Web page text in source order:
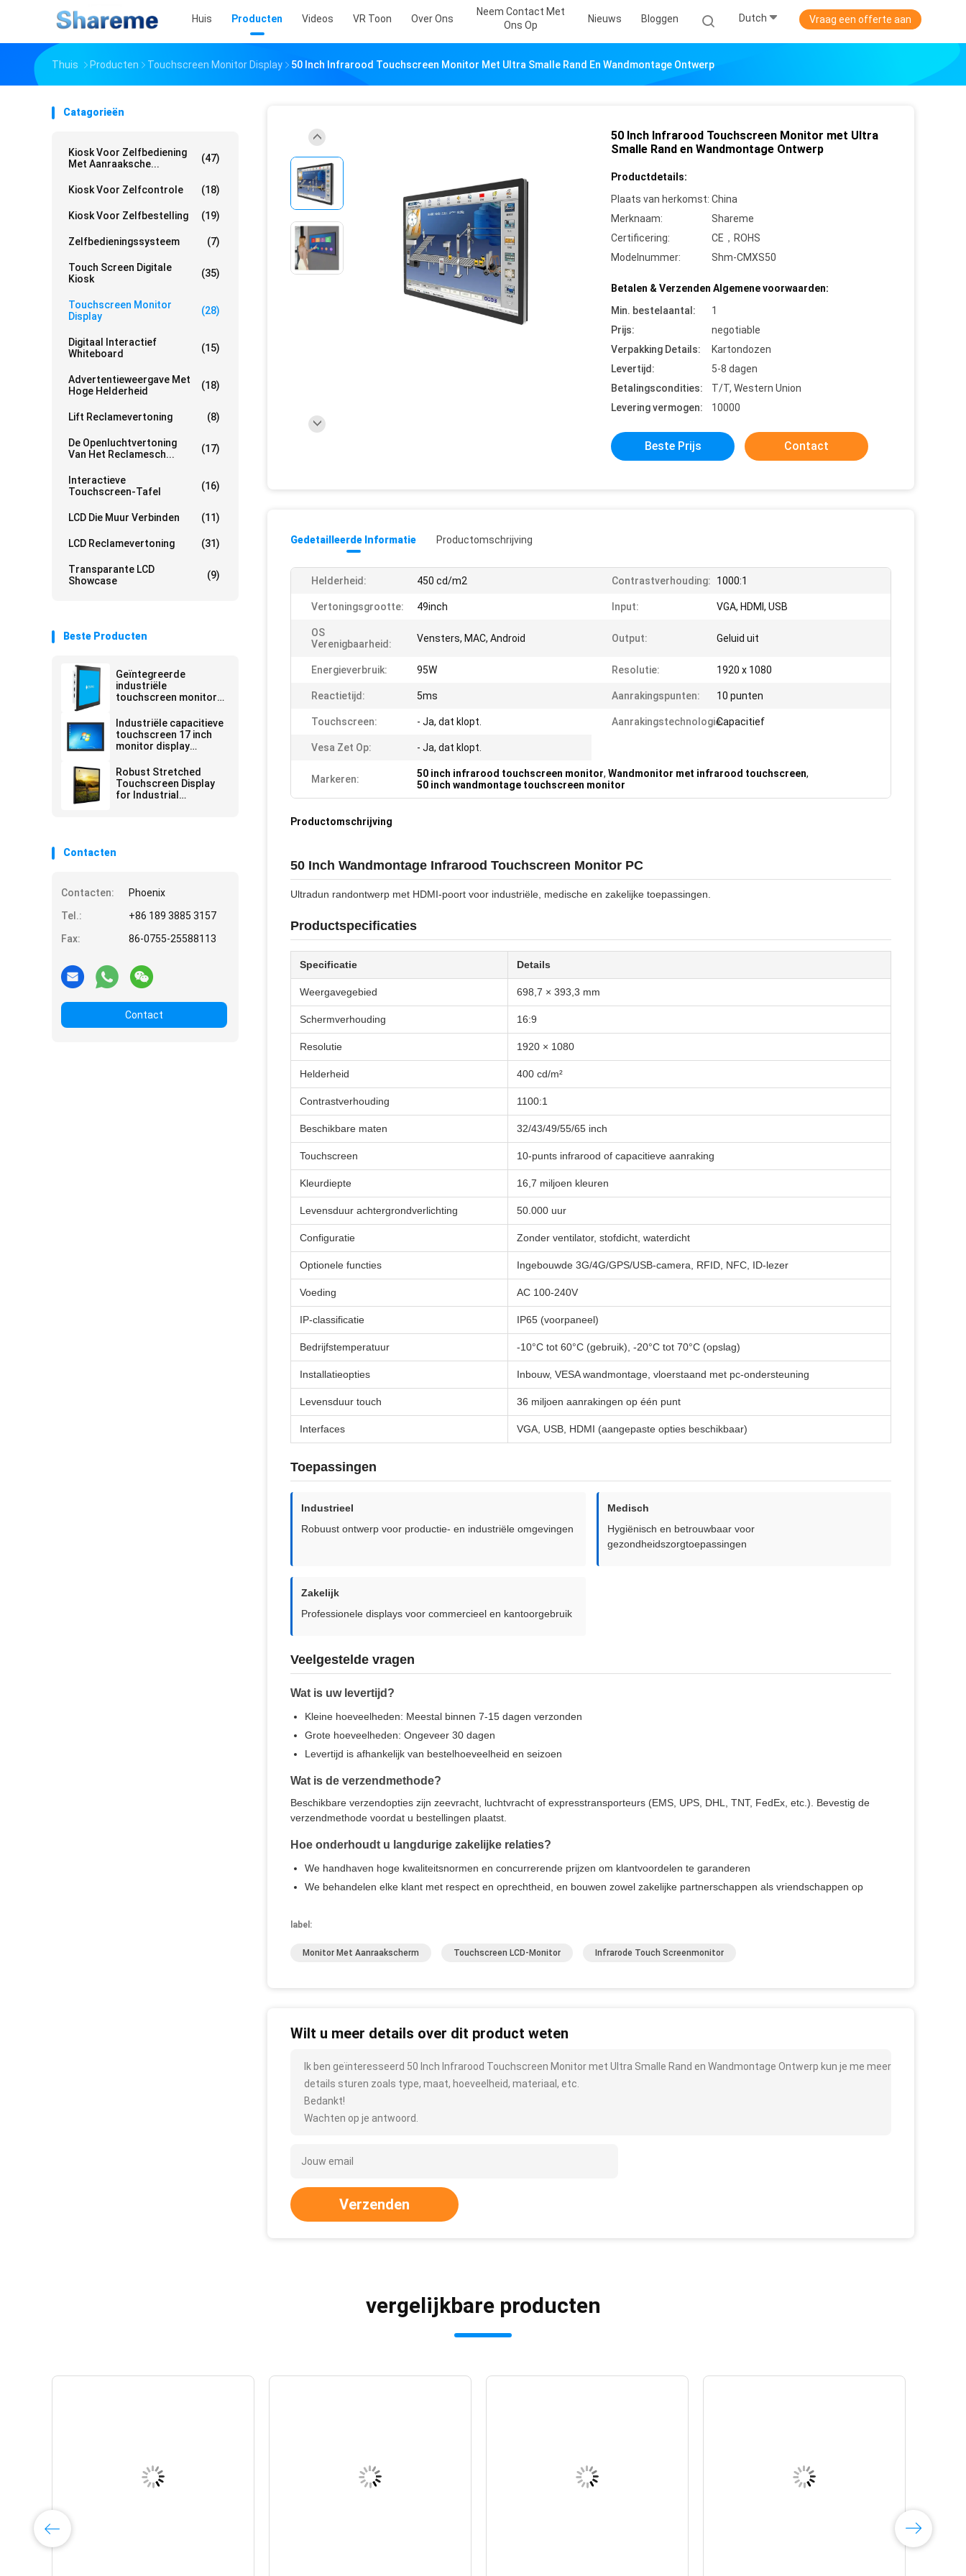
Huis Producten Videos VR Toon Over Ons
Neem Contact Met
Ons Op
Nieuws Bloggen Dutch Vraag een offerte aan
Thuis Producten Touchscreen Monitor Display 50 Inch Infrarood Touchscreen Monitor Met Ultra Smalle Rand En Wandmontage Ontwerp
Catagorieën
Kiosk Voor Zelfbediening
Met Aanraaksche...
(47)
Kiosk Voor Zelfcontrole (18)
Kiosk Voor Zelfbestelling (19)
Zelfbedieningssysteem (7)
Touch Screen Digitale
Kiosk
(35)
Touchscreen Monitor
Display
(28)
Digitaal Interactief
Whiteboard
(15)
Advertentieweergave Met
Hoge Helderheid
(18)
Lift Reclamevertoning (8)
De Openluchtvertoning
Van Het Reclamesch...
(17)
Interactieve
Touchscreen-Tafel
(16)
LCD Die Muur Verbinden (11)
LCD Reclamevertoning (31)
Transparante LCD
Showcase
(9)
Beste Producten
Geïntegreerde
industriële
touchscreen monitor
Android-paneel ROHS
Industriële capacitieve
touchscreen 17 inch
monitor display
systeem
Robust Stretched
Touchscreen Display
for Industrial
Contacten
Contacten:
Phoenix
Tel.:
+86 189 3885 3157
Fax:
86-0755-25588113
Contact
50 Inch Infrarood Touchscreen Monitor met Ultra
Smalle Rand en Wandmontage Ontwerp
Productdetails:
Plaats van herkomst: China
Merknaam:
Shareme
Certificering:
CE，ROHS
Modelnummer:
Shm-CMXS50
Betalen & Verzenden Algemene voorwaarden:
Min. bestelaantal:
1
Prijs:
negotiable
Verpakking Details:
Kartondozen
Levertijd:
5-8 dagen
Betalingscondities:
T/T, Western Union
Levering vermogen:
10000
Beste Prijs Contact
Gedetailleerde Informatie Productomschrijving
Helderheid: 450 cd/m2 Contrastverhouding: 1000:1
Vertoningsgrootte: 49inch Input: VGA, HDMI, USB
OS
Verenigbaarheid:
Vensters, MAC, Android Output: Geluid uit
Energieverbruik: 95W Resolutie: 1920 x 1080
Reactietijd: 5ms Aanrakingspunten: 10 punten
Touchscreen: - Ja, dat klopt. Aanrakingstechnologie:Capacitief
Vesa Zet Op: - Ja, dat klopt.
Markeren: 50 inch infrarood touchscreen monitor, Wandmonitor met infrarood touchscreen,
50 inch wandmontage touchscreen monitor
Productomschrijving
50 Inch Wandmontage Infrarood Touchscreen Monitor PC
Ultradun randontwerp met HDMI-poort voor industriële, medische en zakelijke toepassingen.
Productspecificaties
Specificatie Details
Weergavegebied 698,7 × 393,3 mm
Schermverhouding 16:9
Resolutie 1920 × 1080
Helderheid 400 cd/m²
Contrastverhouding 1100:1
Beschikbare maten 32/43/49/55/65 inch
Touchscreen 10-punts infrarood of capacitieve aanraking
Kleurdiepte 16,7 miljoen kleuren
Levensduur achtergrondverlichting 50.000 uur
Configuratie Zonder ventilator, stofdicht, waterdicht
Optionele functies Ingebouwde 3G/4G/GPS/USB-camera, RFID, NFC, ID-lezer
Voeding AC 100-240V
IP-classificatie IP65 (voorpaneel)
Bedrijfstemperatuur -10°C tot 60°C (gebruik), -20°C tot 70°C (opslag)
Installatieopties Inbouw, VESA wandmontage, vloerstaand met pc-ondersteuning
Levensduur touch 36 miljoen aanrakingen op één punt
Interfaces VGA, USB, HDMI (aangepaste opties beschikbaar)
Toepassingen
Industrieel
Robuust ontwerp voor productie- en industriële omgevingen
Medisch
Hygiënisch en betrouwbaar voor
gezondheidszorgtoepassingen
Zakelijk
Professionele displays voor commercieel en kantoorgebruik
Veelgestelde vragen
Wat is uw levertijd?
Kleine hoeveelheden: Meestal binnen 7-15 dagen verzonden
Grote hoeveelheden: Ongeveer 30 dagen
Levertijd is afhankelijk van bestelhoeveelheid en seizoen
Wat is de verzendmethode?
Beschikbare verzendopties zijn zeevracht, luchtvracht of expresstransporteurs (EMS, UPS, DHL, TNT, FedEx, etc.). Bevestig de
verzendmethode voordat u bestellingen plaatst.
Hoe onderhoudt u langdurige zakelijke relaties?
We handhaven hoge kwaliteitsnormen en concurrerende prijzen om klantvoordelen te garanderen
We behandelen elke klant met respect en oprechtheid, en bouwen zowel zakelijke partnerschappen als vriendschappen op
label:
Monitor Met Aanraakscherm Touchscreen LCD-Monitor Infrarode Touch Screenmonitor
Wilt u meer details over dit product weten
Ik ben geïnteresseerd 50 Inch Infrarood Touchscreen Monitor met Ultra Smalle Rand en Wandmontage Ontwerp kun je me meer
details sturen zoals type, maat, hoeveelheid, materiaal, etc.
Bedankt!
Wachten op je antwoord.
Verzenden
vergelijkbare producten